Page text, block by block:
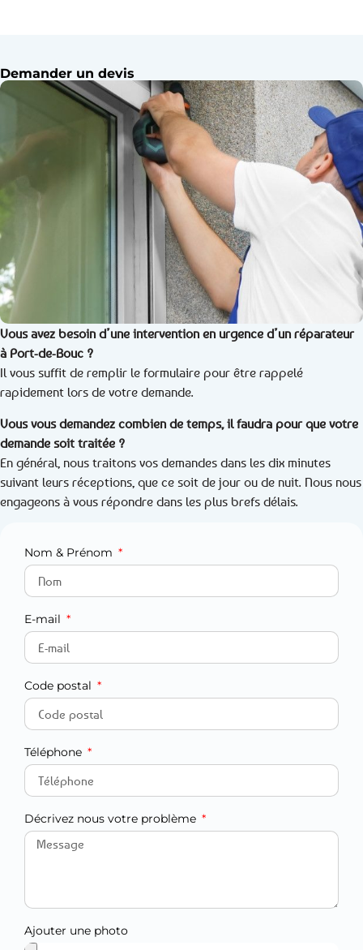
Demander un devis
Vous avez besoin d’une intervention en urgence d’un réparateur
à Port-de-Bouc ?
Il vous suffit de remplir le formulaire pour être rappelé
rapidement lors de votre demande.
Vous vous demandez combien de temps, il faudra pour que votre
demande soit traitée ?
En général, nous traitons vos demandes dans les dix minutes
suivant leurs réceptions, que ce soit de jour ou de nuit. Nous nous
engageons à vous répondre dans les plus brefs délais.
Nom & Prénom
E-mail
Code postal
Téléphone
Décrivez nous votre problème
Ajouter une photo